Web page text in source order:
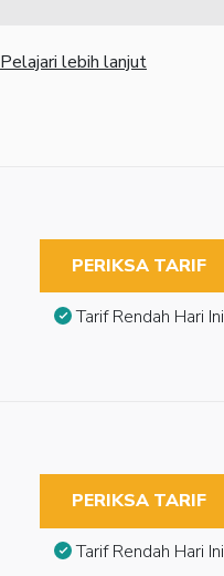
Pelajari lebih lanjut
PERIKSA TARIF
Tarif Rendah Hari Ini
PERIKSA TARIF
Tarif Rendah Hari Ini